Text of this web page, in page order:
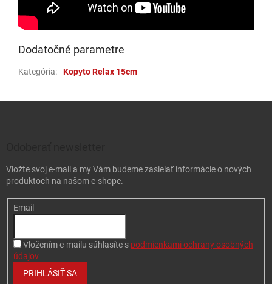
Dodatočné parametre
Kategória: Kopyto Relax 15cm
Vložte svoj e-mail a my Vám budeme zasielať informácie o nových
produktoch na našom e-shope.
Email
Vložením e-mailu súhlasíte s podmienkami ochrany osobných
údajov
PRIHLÁSIŤ SA